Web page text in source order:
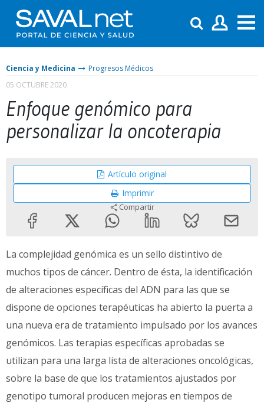
Ciencia y Medicina
Progresos Médicos
05 OCTUBRE 2020
Enfoque genómico para
personalizar la oncoterapia
Artículo original
Imprimir
Compartir
La complejidad genómica es un sello distintivo de
muchos tipos de cáncer. Dentro de ésta, la identificación
de alteraciones específicas del ADN para las que se
dispone de opciones terapéuticas ha abierto la puerta a
una nueva era de tratamiento impulsado por los avances
genómicos. Las terapias específicas aprobadas se
utilizan para una larga lista de alteraciones oncológicas,
sobre la base de que los tratamientos ajustados por
genotipo tumoral producen mejoras en tiempos de